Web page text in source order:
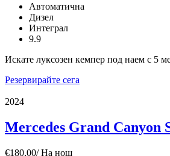
Автоматична
Дизел
Интеграл
9.9
Искате луксозен кемпер под наем с 5
Резервирайте сега
2024
Mercedes Grand Canyon
180,00
€ / На нощ